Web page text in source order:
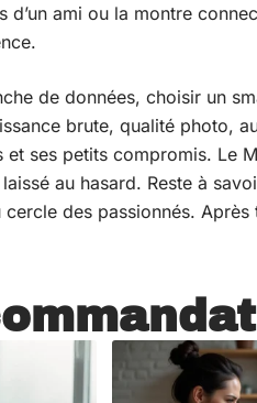
d’un ami ou la montre
de données, choisir un
brute, qualité photo,
ses petits compromis. Le
laissé au hasard. Reste à
des passionnés.